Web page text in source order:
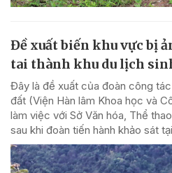
Đề xuất biến khu vực bị
tai thành khu du lịch
Đây là đề xuất của đoàn công
đất (Viện Hàn lâm Khoa học và
làm việc với Sở Văn hóa, Thể
sau khi đoàn tiến hành khảo sát